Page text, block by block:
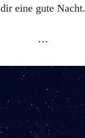
dir eine gute Nacht.
…